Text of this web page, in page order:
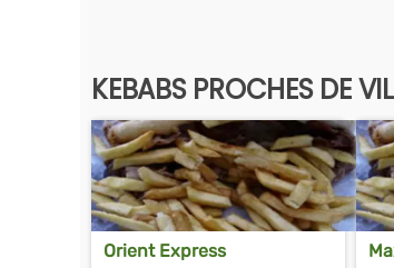
KEBABS PROCHES DE
Orient Express